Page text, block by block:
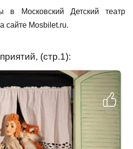
в Московский Детский театр
сайте Mosbilet.ru.
(стр.1):